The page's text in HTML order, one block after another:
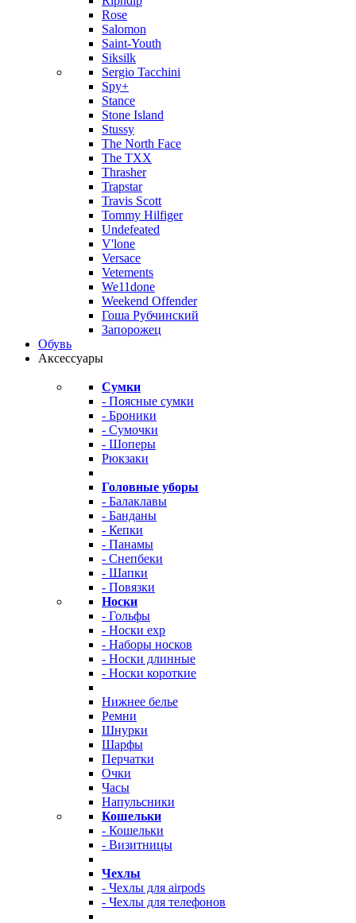
Rose
Salomon
Saint-Youth
Siksilk
Sergio Tacchini
Spy+
Stance
Stone Island
Stussy
The North Face
The TXX
Thrasher
Trapstar
Travis Scott
Tommy Hilfiger
Undefeated
V'lone
Versace
Vetements
We11done
Weekend Offender
Гоша Рубчинский
Запорожец
Обувь
Аксессуары
Сумки
- Поясные сумки
- Броники
- Сумочки
- Шоперы
Рюкзаки
Головные уборы
- Балаклавы
- Банданы
- Кепки
- Панамы
- Снепбеки
- Шапки
- Повязки
Носки
- Гольфы
- Носки exp
- Наборы носков
- Носки длинные
- Носки короткие
Нижнее белье
Ремни
Шнурки
Шарфы
Перчатки
Очки
Часы
Напульсники
Кошельки
- Кошельки
- Визитницы
Чехлы
- Чехлы для airpods
- Чехлы для телефонов